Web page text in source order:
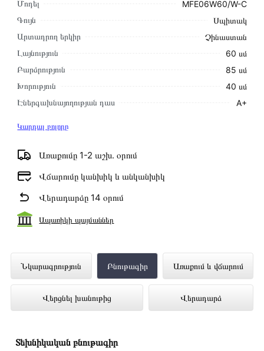
Մոդել
MFE06W60/W-C
Գույն
Սպիտակ
Արտադրող երկիր
Չինաստան
Լայնություն
60 սմ
Բարձրություն
85 սմ
Խորություն
40 սմ
Էներգախնայողության դաս
A+
Կարդալ բոլորը
Առաքումը 1-2 աշխ․ օրում
Վճարումը կանխիկ և անկանխիկ
Վերադարձը 14 օրում
Ապառիկի պայմաններ
Նկարագրություն Բնութագիր Առաքում և վճարում
Վերցնել խանութից Վերադարձ
Լվացքի Մեքենա MIDEA
MFE06W60/W-C ներկայացված է
Technomix առցանց խանութում լավագույն
Տեխնիկական բնութագիր